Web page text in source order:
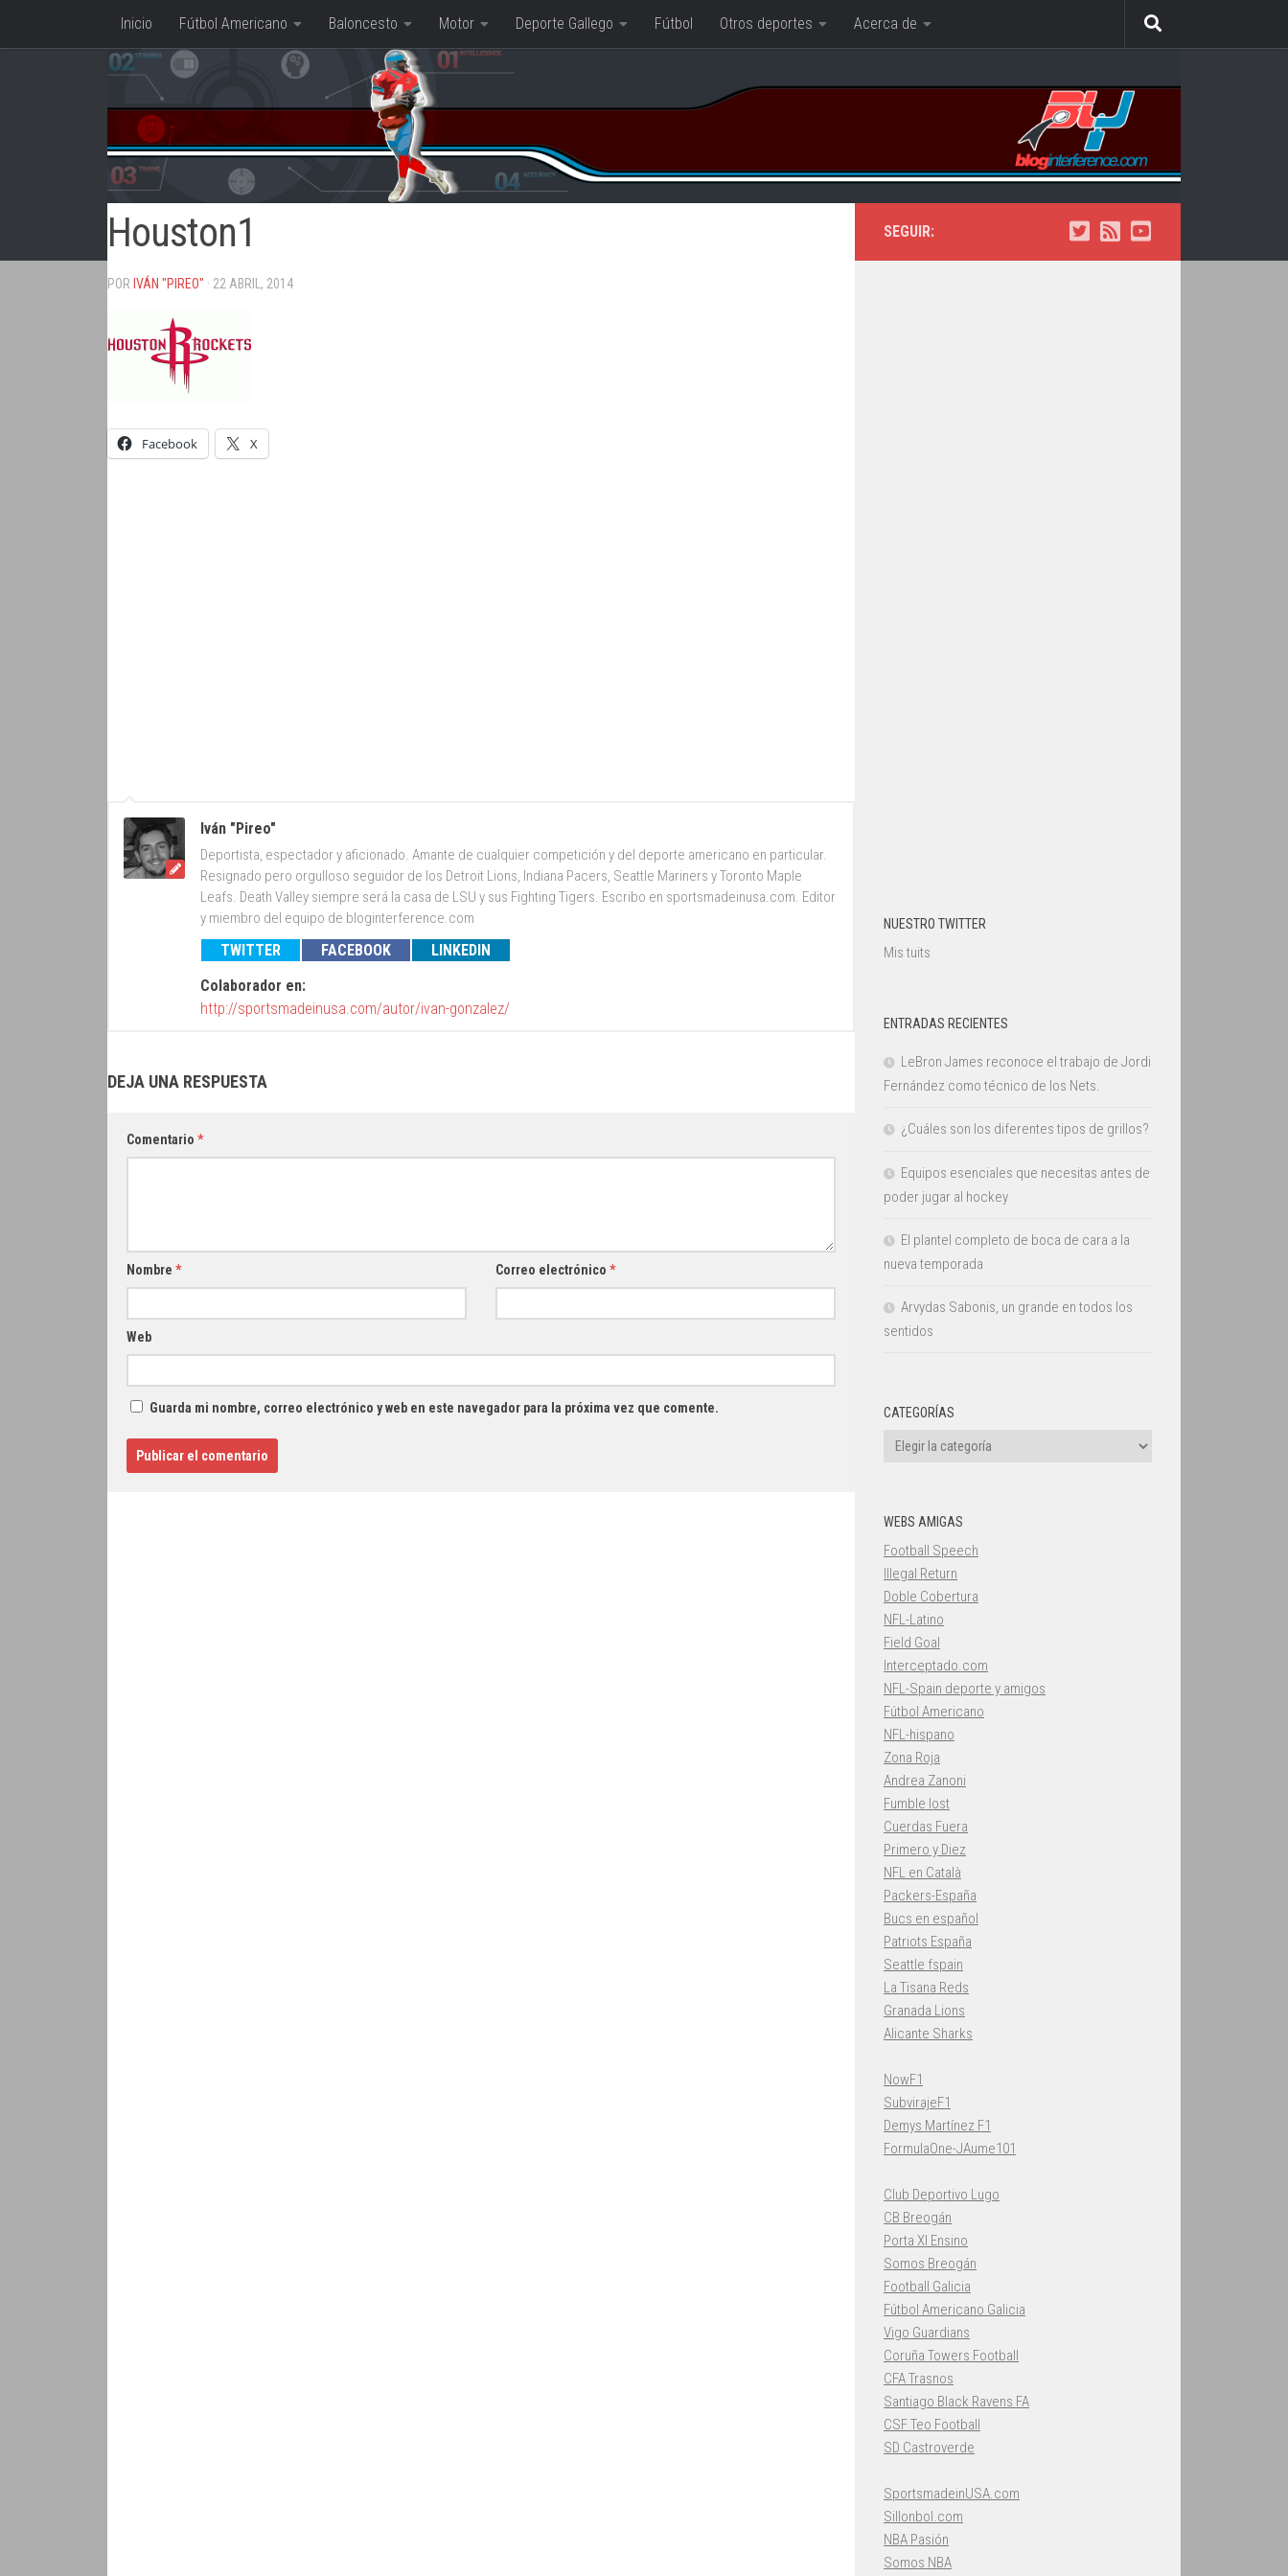
Saltar al contenido
Inicio Fútbol Americano Baloncesto Motor Deporte Gallego Fútbol Otros deportes Acerca de
Houston1
POR IVÁN "PIREO" · 22 ABRIL, 2014
Facebook X
Iván "Pireo"
Deportista, espectador y aficionado. Amante de cualquier competición y del deporte americano en particular.
Resignado pero orgulloso seguidor de los Detroit Lions, Indiana Pacers, Seattle Mariners y Toronto Maple
Leafs. Death Valley siempre será la casa de LSU y sus Fighting Tigers. Escribo en sportsmadeinusa.com. Editor
y miembro del equipo de bloginterference.com
TWITTER FACEBOOK
LINKEDIN
Colaborador en:
http://sportsmadeinusa.com/autor/ivan-gonzalez/
DEJA UNA RESPUESTA
Comentario *
Nombre * Correo electrónico *
Web
Guarda mi nombre, correo electrónico y web en este navegador para la próxima vez que comente.
SEGUIR:
NUESTRO TWITTER
Mis tuits
ENTRADAS RECIENTES
LeBron James reconoce el trabajo de Jordi
Fernández como técnico de los Nets.
¿Cuáles son los diferentes tipos de grillos?
Equipos esenciales que necesitas antes de
poder jugar al hockey
El plantel completo de boca de cara a la
nueva temporada
Arvydas Sabonis, un grande en todos los
sentidos
CATEGORÍAS
Categorías
WEBS AMIGAS
Football Speech
Illegal Return
Doble Cobertura
NFL-Latino
Field Goal
Interceptado.com
NFL-Spain deporte y amigos
Fútbol Americano
NFL-hispano
Zona Roja
Andrea Zanoni
Fumble lost
Cuerdas Fuera
Primero y Diez
NFL en Català
Packers-España
Bucs en español
Patriots España
Seattle fspain
La Tisana Reds
Granada Lions
Alicante Sharks
NowF1
SubvirajeF1
Demys Martínez F1
FormulaOne-JAume101
Club Deportivo Lugo
CB Breogán
Porta XI Ensino
Somos Breogán
Football Galicia
Fútbol Americano Galicia
Vigo Guardians
Coruña Towers Football
CFA Trasnos
Santiago Black Ravens FA
CSF Teo Football
SD Castroverde
SportsmadeinUSA.com
Sillonbol.com
NBA Pasión
Somos NBA